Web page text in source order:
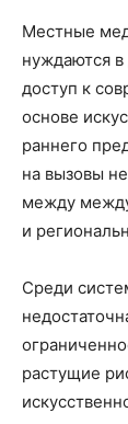
Местные
нуждаются
доступ к
основе
раннего
на вызовы
между
и
Среди
растущие